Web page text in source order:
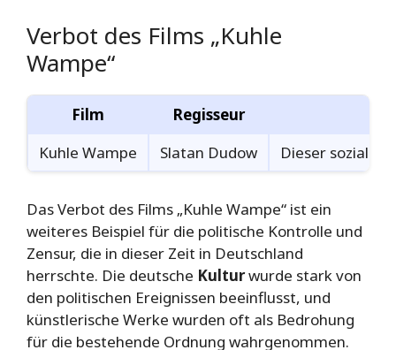
Verbot des Films „Kuhle
Wampe“
Film
Regisseur
Kuhle Wampe
Slatan Dudow Dieser
Das Verbot des Films „Kuhle Wampe“ ist ein
weiteres Beispiel für die politische Kontrolle und
Zensur, die in dieser Zeit in Deutschland
herrschte. Die deutsche Kulturwurde stark von
den politischen Ereignissen beeinflusst, und
künstlerische Werke wurden oft als Bedrohung
für die bestehende Ordnung wahrgenommen.